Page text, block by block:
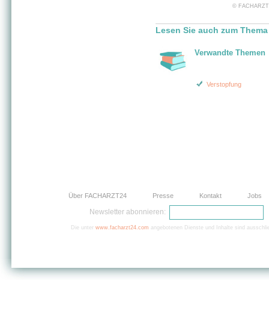
©
Lesen Sie auch zum
Verwandte Themen
Verstopfung
Über FACHARZT24 Presse Kontakt Jobs
Newsletter abonnieren:
Die unter www.facharzt24.com angebotenen Dienste und Inhalte sind